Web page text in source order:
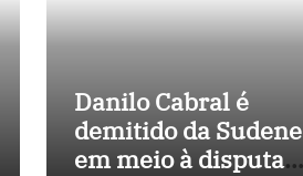
Danilo Cabral é
demitido da Sudene
em meio à disputa